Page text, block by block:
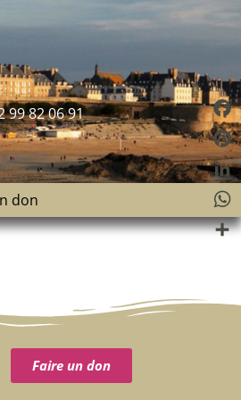
99 82 06 91
don
Faire un don